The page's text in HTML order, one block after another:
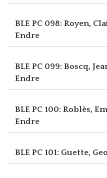
BLE PC 098: Royen,
Endre
BLE PC 099: Boscq,
Endre
BLE PC 100: Roblès,
Endre
BLE PC 101: Guette,